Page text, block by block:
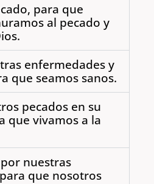
para que
al pecado y
enfermedades y
que seamos sanos.
pecados en su
que vivamos a la
nuestras
que nosotros